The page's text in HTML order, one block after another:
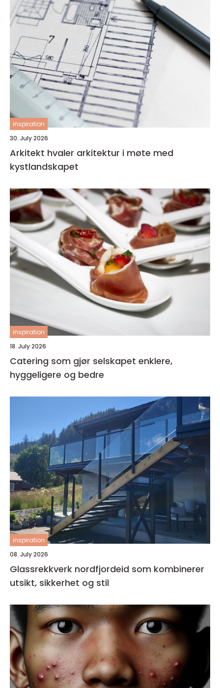
inspiration
30. July 2026
Arkitekt hvaler arkitektur i møte med
kystlandskapet
inspiration
18. July 2026
Catering som gjør selskapet enklere,
hyggeligere og bedre
inspiration
08. July 2026
Glassrekkverk nordfjordeid som kombinerer
utsikt, sikkerhet og stil